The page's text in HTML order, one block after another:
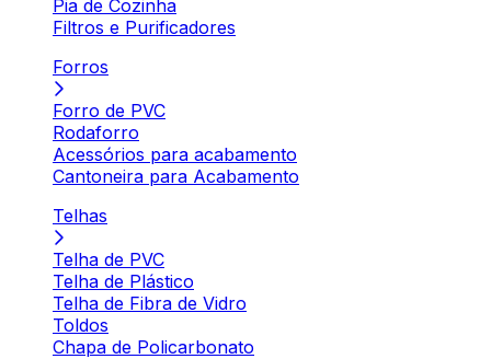
Pia de Cozinha
Filtros e Purificadores
Forros
Forro de PVC
Rodaforro
Acessórios para acabamento
Cantoneira para Acabamento
Telhas
Telha de PVC
Telha de Plástico
Telha de Fibra de Vidro
Toldos
Chapa de Policarbonato